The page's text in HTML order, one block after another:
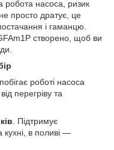
робота насоса, ризик
просто дратує, це
і гаманцю.
створено, щоб ви
роботі насоса
перегріву та
. Підтримує
в поливі —